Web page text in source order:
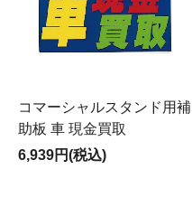
コマーシャルスタンド用補
助板 車 現金買取
6,939円(税込)